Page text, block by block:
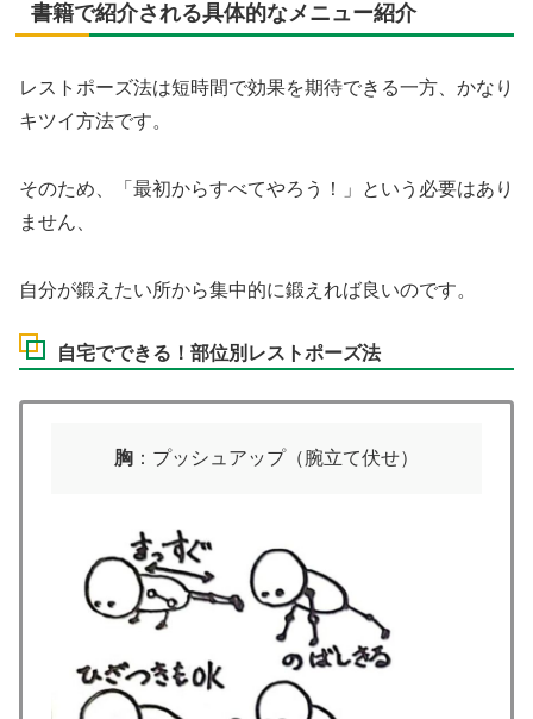
書籍で紹介される具体的なメニュー紹介
レストポーズ法は短時間で効果を期待できる一方、かなり
キツイ方法です。
そのため、「最初からすべてやろう！」という必要はあり
ません、
自分が鍛えたい所から集中的に鍛えれば良いのです。
自宅でできる！部位別レストポーズ法
胸 ：プッシュアップ（腕立て伏せ）